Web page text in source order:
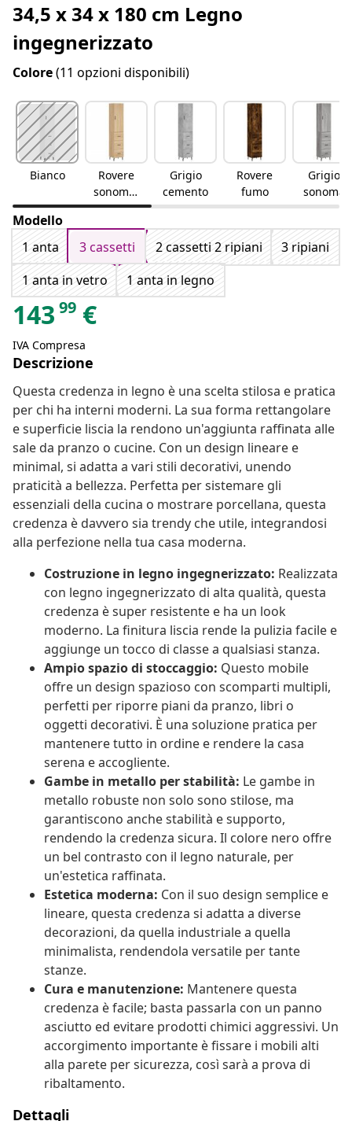
34,5 x 34 x 180 cm Legno
ingegnerizzato
Colore(11 opzioni disponibili)
Bianco
Rovere
sonomar
overe
sonoma
Grigio
cemento
Rovere
fumo
Grigio
sonoma
Modello
1 anta
3 cassetti 2 cassetti 2 ripiani
3 ripiani
1 anta in vetro
1 anta in legno
143 99 €
IVA Compresa
Descrizione
Questa credenza in legno è una scelta stilosa e pratica
per chi ha interni moderni. La sua forma rettangolare
e superficie liscia la rendono un'aggiunta raffinata alle
sale da pranzo o cucine. Con un design lineare e
minimal, si adatta a vari stili decorativi, unendo
praticità a bellezza. Perfetta per sistemare gli
essenziali della cucina o mostrare porcellana, questa
credenza è davvero sia trendy che utile, integrandosi
alla perfezione nella tua casa moderna.
Costruzione in legno ingegnerizzato: Realizzata
con legno ingegnerizzato di alta qualità, questa
credenza è super resistente e ha un look
moderno. La finitura liscia rende la pulizia facile e
aggiunge un tocco di classe a qualsiasi stanza.
Ampio spazio di stoccaggio: Questo mobile
offre un design spazioso con scomparti multipli,
perfetti per riporre piani da pranzo, libri o
oggetti decorativi. È una soluzione pratica per
mantenere tutto in ordine e rendere la casa
serena e accogliente.
Gambe in metallo per stabilità: Le gambe in
metallo robuste non solo sono stilose, ma
garantiscono anche stabilità e supporto,
rendendo la credenza sicura. Il colore nero offre
un bel contrasto con il legno naturale, per
un'estetica raffinata.
Estetica moderna: Con il suo design semplice e
lineare, questa credenza si adatta a diverse
decorazioni, da quella industriale a quella
minimalista, rendendola versatile per tante
stanze.
Cura e manutenzione: Mantenere questa
credenza è facile; basta passarla con un panno
asciutto ed evitare prodotti chimici aggressivi. Un
accorgimento importante è fissare i mobili alti
alla parete per sicurezza, così sarà a prova di
ribaltamento.
Dettagli